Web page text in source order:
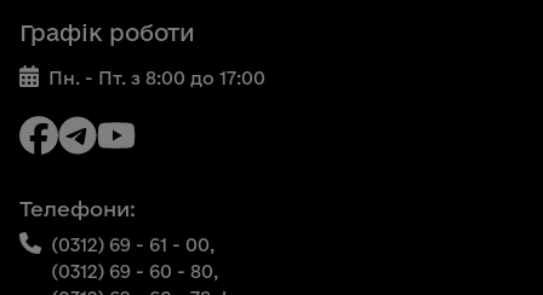
Графік роботи
Пн. - Пт. з 8:00 до 17:00
Телефони:
(0312) 69 - 61 - 00,
(0312) 69 - 60 - 80,